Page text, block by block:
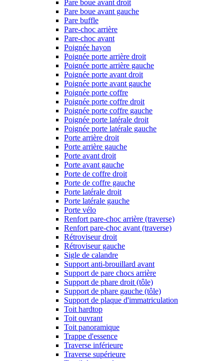
Pare boue avant droit
Pare boue avant gauche
Pare buffle
Pare-choc arrière
Pare-choc avant
Poignée hayon
Poignée porte arrière droit
Poignée porte arrière gauche
Poignée porte avant droit
Poignée porte avant gauche
Poignée porte coffre
Poignée porte coffre droit
Poignée porte coffre gauche
Poignée porte latérale droit
Poignée porte latérale gauche
Porte arrière droit
Porte arrière gauche
Porte avant droit
Porte avant gauche
Porte de coffre droit
Porte de coffre gauche
Porte latérale droit
Porte latérale gauche
Porte vélo
Renfort pare-choc arrière (traverse)
Renfort pare-choc avant (traverse)
Rétroviseur droit
Rétroviseur gauche
Sigle de calandre
Support anti-brouillard avant
Support de pare chocs arrière
Support de phare droit (tôle)
Support de phare gauche (tôle)
Support de plaque d'immatriculation
Toit hardtop
Toit ouvrant
Toit panoramique
Trappe d'essence
Traverse inférieure
Traverse supérieure